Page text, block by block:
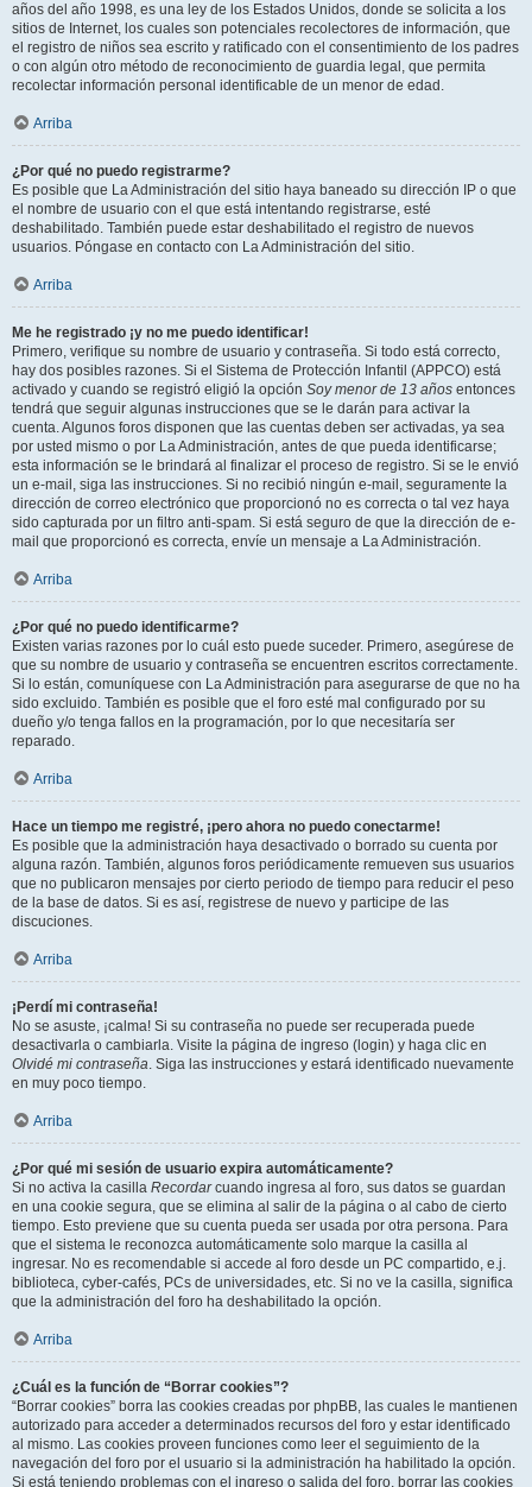
años del año 1998, es una ley de los Estados Unidos, donde se solicita a los
sitios de Internet, los cuales son potenciales recolectores de información, que
el registro de niños sea escrito y ratificado con el consentimiento de los padres
o con algún otro método de reconocimiento de guardia legal, que permita
recolectar información personal identificable de un menor de edad.
Arriba
¿Por qué no puedo registrarme?
Es posible que La Administración del sitio haya baneado su dirección IP o que
el nombre de usuario con el que está intentando registrarse, esté
deshabilitado. También puede estar deshabilitado el registro de nuevos
usuarios. Póngase en contacto con La Administración del sitio.
Arriba
Me he registrado ¡y no me puedo identificar!
Primero, verifique su nombre de usuario y contraseña. Si todo está correcto,
hay dos posibles razones. Si el Sistema de Protección Infantil (APPCO) está
activado y cuando se registró eligió la opción Soy menor de 13 años entonces
tendrá que seguir algunas instrucciones que se le darán para activar la
cuenta. Algunos foros disponen que las cuentas deben ser activadas, ya sea
por usted mismo o por La Administración, antes de que pueda identificarse;
esta información se le brindará al finalizar el proceso de registro. Si se le envió
un e-mail, siga las instrucciones. Si no recibió ningún e-mail, seguramente la
dirección de correo electrónico que proporcionó no es correcta o tal vez haya
sido capturada por un filtro anti-spam. Si está seguro de que la dirección de e-
mail que proporcionó es correcta, envíe un mensaje a La Administración.
Arriba
¿Por qué no puedo identificarme?
Existen varias razones por lo cuál esto puede suceder. Primero, asegúrese de
que su nombre de usuario y contraseña se encuentren escritos correctamente.
Si lo están, comuníquese con La Administración para asegurarse de que no ha
sido excluido. También es posible que el foro esté mal configurado por su
dueño y/o tenga fallos en la programación, por lo que necesitaría ser
reparado.
Arriba
Hace un tiempo me registré, ¡pero ahora no puedo conectarme!
Es posible que la administración haya desactivado o borrado su cuenta por
alguna razón. También, algunos foros periódicamente remueven sus usuarios
que no publicaron mensajes por cierto periodo de tiempo para reducir el peso
de la base de datos. Si es así, registrese de nuevo y participe de las
discuciones.
Arriba
¡Perdí mi contraseña!
No se asuste, ¡calma! Si su contraseña no puede ser recuperada puede
desactivarla o cambiarla. Visite la página de ingreso (login) y haga clic en
Olvidé mi contraseña. Siga las instrucciones y estará identificado nuevamente
en muy poco tiempo.
Arriba
¿Por qué mi sesión de usuario expira automáticamente?
Si no activa la casilla Recordarcuando ingresa al foro, sus datos se guardan
en una cookie segura, que se elimina al salir de la página o al cabo de cierto
tiempo. Esto previene que su cuenta pueda ser usada por otra persona. Para
que el sistema le reconozca automáticamente solo marque la casilla al
ingresar. No es recomendable si accede al foro desde un PC compartido, e.j.
biblioteca, cyber-cafés, PCs de universidades, etc. Si no ve la casilla, significa
que la administración del foro ha deshabilitado la opción.
Arriba
¿Cuál es la función de “Borrar cookies”?
“Borrar cookies” borra las cookies creadas por phpBB, las cuales le mantienen
autorizado para acceder a determinados recursos del foro y estar identificado
al mismo. Las cookies proveen funciones como leer el seguimiento de la
navegación del foro por el usuario si la administración ha habilitado la opción.
Si está teniendo problemas con el ingreso o salida del foro, borrar las cookies